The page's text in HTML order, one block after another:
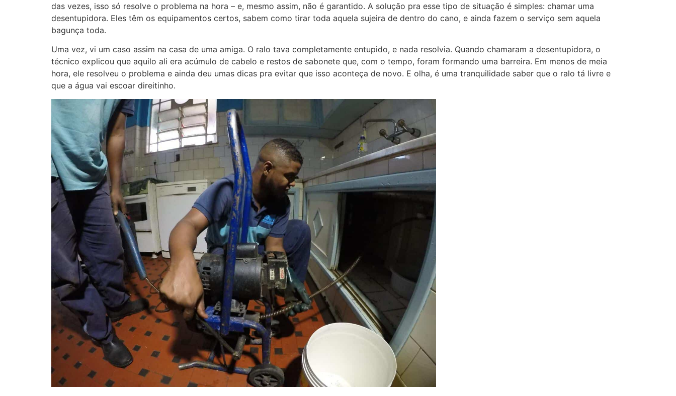
das vezes, isso só resolve o problema na hora – e, mesmo assim, não é garantido. A solução pra esse tipo de situação é simples: chamar uma
desentupidora. Eles têm os equipamentos certos, sabem como tirar toda aquela sujeira de dentro do cano, e ainda fazem o serviço sem aquela
bagunça toda.
Uma vez, vi um caso assim na casa de uma amiga. O ralo tava completamente entupido, e nada resolvia. Quando chamaram a desentupidora, o
técnico explicou que aquilo ali era acúmulo de cabelo e restos de sabonete que, com o tempo, foram formando uma barreira. Em menos de meia
hora, ele resolveu o problema e ainda deu umas dicas pra evitar que isso aconteça de novo. E olha, é uma tranquilidade saber que o ralo tá livre e
que a água vai escoar direitinho.